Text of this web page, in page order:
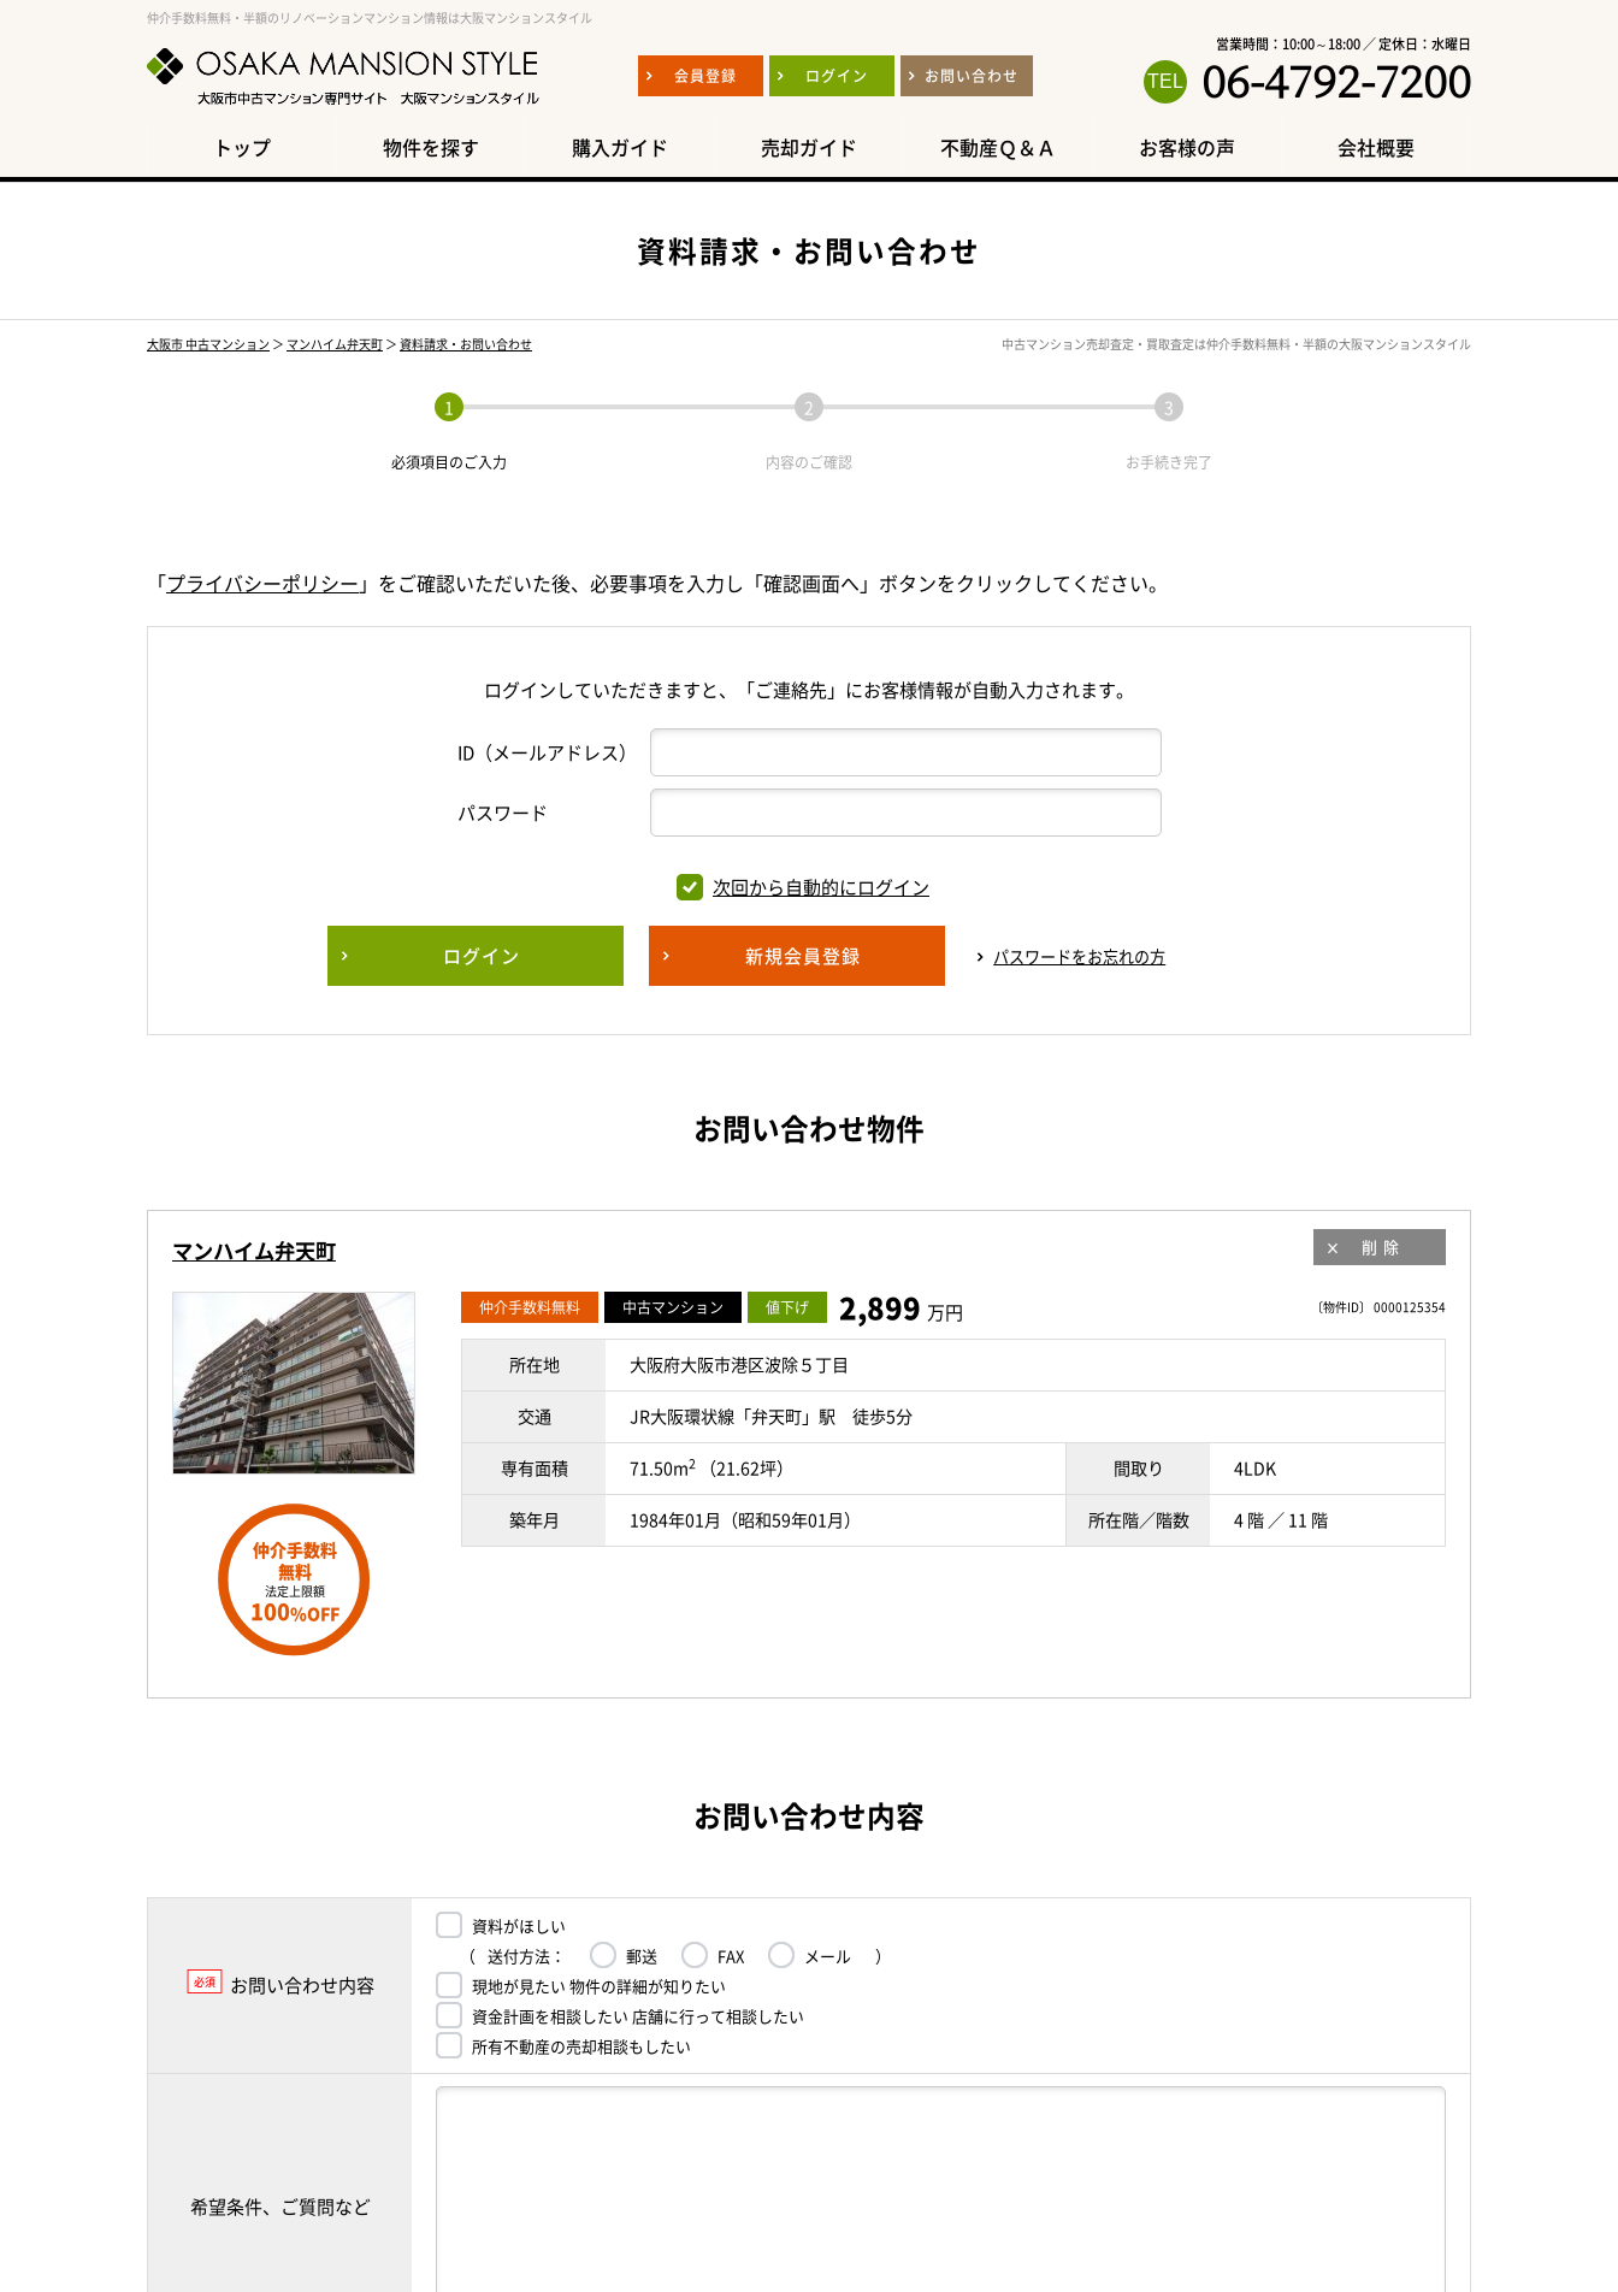
仲介手数料無料・半額のリノベーションマンション情報は大阪マンションスタイル
会員登録 ログイン お問い合わせ
営業時間：10:00～18:00 ／ 定休日：水曜日
06-4792-7200
トップ 物件を探す 購入ガイド 売却ガイド 不動産Ｑ＆Ａ お客様の声 会社概要
資料請求・お問い合わせ
大阪市 中古マンション ＞ マンハイム弁天町 ＞ 資料請求・お問い合わせ 中古マンション売却査定・買取査定は仲介手数料無料・半額の大阪マンションスタイル
必須項目のご入力 内容のご確認 お手続き完了
「プライバシーポリシー 」をご確認いただいた後、必要事項を入力し「確認画面へ」ボタンをクリックしてください。
ログインしていただきますと、「ご連絡先」にお客様情報が自動入力されます。
ID（メールアドレス）
パスワード
次回から自動的にログイン
ログイン 新規会員登録 パスワードをお忘れの方
お問い合わせ物件
マンハイム弁天町 削除
仲介手数料
無料
法定上限額
100%OFF
〔物件ID〕 0000125354
仲介手数料無料 中古マンション 値下げ 2,899 万円
所在地 大阪府大阪市港区波除５丁目
交通 JR大阪環状線「弁天町」駅 徒歩5分
専有面積 71.50m2 （21.62坪） 間取り 4LDK
築年月 1984年01月（昭和59年01月） 所在階／階数 4 階 ／ 11 階
お問い合わせ内容
必須 お問い合わせ内容
資料がほしい
（ 送付方法： 郵送 FAX メール
）
現地が見たい 物件の詳細が知りたい
資金計画を相談したい 店舗に行って相談したい
所有不動産の売却相談もしたい
希望条件、ご質問など